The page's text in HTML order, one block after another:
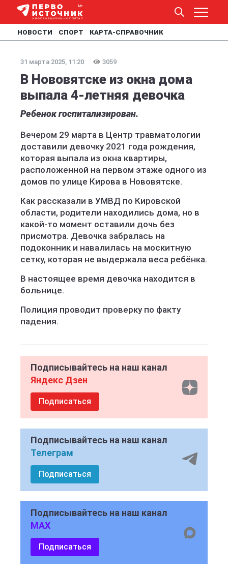
НОВОСТИ СПОРТ КАРТА-СПРАВОЧНИК
31 марта 2025, 11:20 3059
В Нововятске из окна дома
выпала 4-летняя девочка
Ребенок госпитализирован.
Вечером 29 марта в Центр травматологии
доставили девочку 2021 года рождения,
которая выпала из окна квартиры,
расположенной на первом этаже одного из
домов по улице Кирова в Нововятске.
Как рассказали в УМВД по Кировской
области, родители находились дома, но в
какой-то момент оставили дочь без
присмотра. Девочка забралась на
подоконник и навалилась на москитную
сетку, которая не выдержала веса ребёнка.
В настоящее время девочка находится в
больнице.
Полиция проводит проверку по факту
падения.
Подписывайтесь на наш канал
Яндекс Дзен
Подписаться
Подписывайтесь на наш канал
Телеграм
Подписаться
Подписывайтесь на наш канал
MAX
Подписаться